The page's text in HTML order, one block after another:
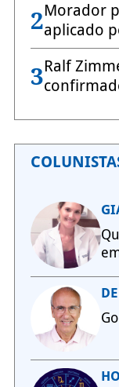
2Morador
aplicado
3Ralf